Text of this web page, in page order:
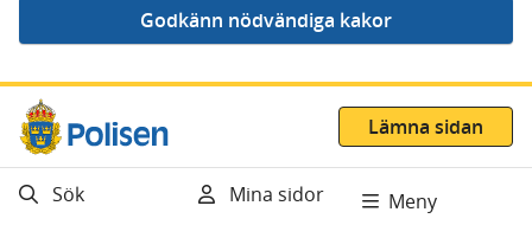
Gå direkt till innehåll
Lämna sidan
Sök Mina sidor Meny